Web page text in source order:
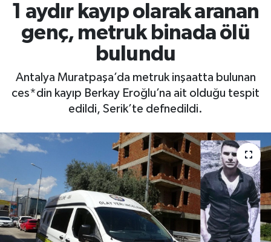
1 aydır kayıp olarak aranan
genç, metruk binada ölü
bulundu
Antalya Muratpaşa’da metruk inşaatta bulunan
ces*din kayıp Berkay Eroğlu’na ait olduğu tespit
edildi, Serik’te defnedildi.
Ekonomi
Genel
Güncel
Haberde İnsan
Kültür Sanat
Magazin
Manşet Altı
Manşetler
Tüm Manşetler
Son Dakika Haberleri
Haber Arşivi